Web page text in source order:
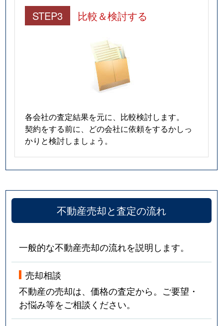
STEP3 比較＆検討する
各会社の査定結果を元に、比較検討します。
契約をする前に、どの会社に依頼をするかしっ
かりと検討しましょう。
不動産売却と査定の流れ
一般的な不動産売却の流れを説明します。
売却相談
不動産の売却は、価格の査定から。ご要望・
お悩み等をご相談ください。